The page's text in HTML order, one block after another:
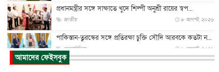
প্রধানমন্ত্রীর সঙ্গে সাক্ষাতে খুদে শিল্পী অনুশ্রী রায়ের স্বপ...
জাতীয় ৮ আগস্ট, ২০২৬
পাকিস্তান-তুরস্কের সঙ্গে প্রতিরক্ষা চুক্তি সৌদি আরবকে কতটা ন...
আন্তর্জাতিক ৮ আগস্ট, ২০২৬
যুক্তরাজ্যে গ্রুমিং কেলেঙ্কারি : পাকিস্তানির অপরাধে অস্বস্তি...
আমাদের ফেইসবুক